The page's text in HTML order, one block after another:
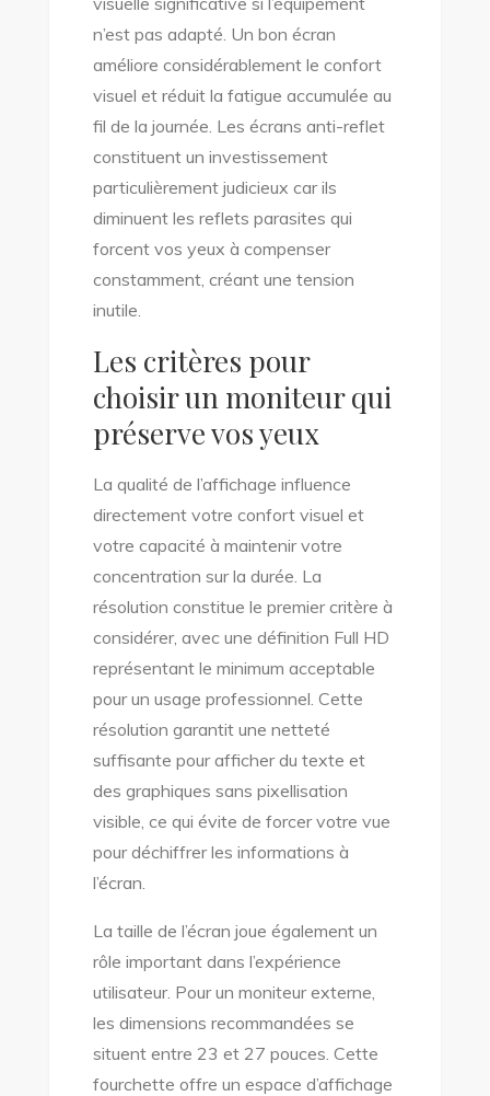
n’est pas adapté. Un bon écran
améliore considérablement le confort
visuel et réduit la fatigue accumulée au
fil de la journée. Les écrans anti-reflet
constituent un investissement
particulièrement judicieux car ils
diminuent les reflets parasites qui
forcent vos yeux à compenser
constamment, créant une tension
inutile.
Les critères pour
choisir un moniteur qui
préserve vos yeux
La qualité de l’affichage influence
directement votre confort visuel et
votre capacité à maintenir votre
concentration sur la durée. La
résolution constitue le premier critère à
considérer, avec une définition Full HD
représentant le minimum acceptable
pour un usage professionnel. Cette
résolution garantit une netteté
suffisante pour afficher du texte et
des graphiques sans pixellisation
visible, ce qui évite de forcer votre vue
pour déchiffrer les informations à
l’écran.
La taille de l’écran joue également un
rôle important dans l’expérience
utilisateur. Pour un moniteur externe,
les dimensions recommandées se
situent entre 23 et 27 pouces. Cette
fourchette offre un espace d’affichage